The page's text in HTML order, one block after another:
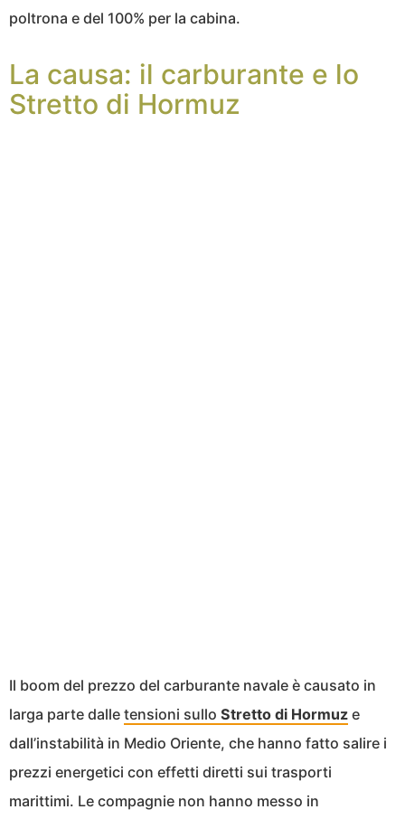
poltrona e del 100% per la cabina.
La causa: il carburante e lo
Stretto di Hormuz
Il boom del prezzo del carburante navale è causato in
larga parte dalle tensioni sullo Stretto di Hormuz e
dall’instabilità in Medio Oriente, che hanno fatto salire i
prezzi energetici con effetti diretti sui trasporti
marittimi. Le compagnie non hanno messo in